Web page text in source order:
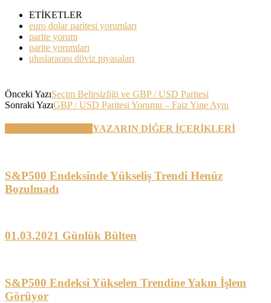
ETİKETLER
euro dolar paritesi yorumları
parite yorum
parite yorumları
uluslararası döviz piyasaları
Önceki YazıSeçim Belirsizliği ve GBP / USD Paritesi
Sonraki YazıGBP / USD Paritesi Yorumu – Faiz Yine Aynı
YAZARIN DİĞER İÇERİKLERİ
S&P500 Endeksinde Yükseliş Trendi Henüz
Bozulmadı
01.03.2021 Günlük Bülten
S&P500 Endeksi Yükselen Trendine Yakın İşlem
Görüyor